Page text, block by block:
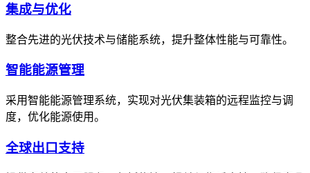
集成与优化
整合先进的光伏技术与储能系统，提升整体性能与可靠性。
智能能源管理
采用智能能源管理系统，实现对光伏集装箱的远程监控与调
度，优化能源使用。
全球出口支持